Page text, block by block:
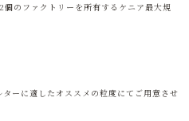
のファクトリーを所有するケニア最大規
に適したオススメの粒度にてご用意させ